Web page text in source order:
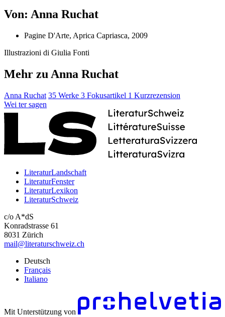
Von: Anna Ruchat
Pagine D'Arte, Aprica Capriasca, 2009
Illustrazioni di Giulia Fonti
Mehr zu Anna Ruchat
Anna Ruchat 35 Werke 3 Fokusartikel 1 Kurzrezension
Wei ter sagen
LiteraturLandschaft
LiteraturFenster
LiteraturLexikon
LiteraturSchweiz
c/o A*dS
Konradstrasse 61
8031 Zürich
mail@literaturschweiz.ch
Deutsch
Français
Italiano
Mit Unterstützung von